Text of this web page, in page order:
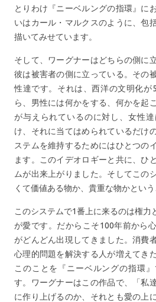
とりわけ『ニーベルングの指環』に
いはカール・マルクスのように、包
描いてみせています。
そして、ワーグナーはどちらの側に
彼は被害者の側に立っている。その
性達です。それは、西洋の文明化が
ら、男性には何かをする、何かを起
が与えられているのに対し、女性
け、それに当てはめられているだけ
ステムを維持するためにはひとつの
ます。このイデオロギーと共に、ひ
ムが出来上がりました。そしてこの
くて価値ある物か、貴重な物かとい
このシステムで1番上に来るのは権力
が愛です。だからこそ100年前から
がどんどん出現してきました。消費
心理的問題を解決する人が増えてき
このことを『ニーベルングの指環
す。ワーグナーはこの作品で、「私
に作り上げるのか、それとも愛の上